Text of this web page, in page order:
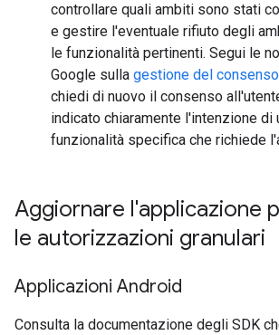
controllare quali ambiti sono stati
e gestire l'eventuale rifiuto degli
le funzionalità pertinenti. Segui le
Google sulla gestione del
chiedi di nuovo il consenso
indicato chiaramente l'intenzione di
funzionalità specifica che richiede
Aggiornare l'applicazione
le autorizzazioni granulari
Applicazioni Android
Consulta la documentazione degli SDK